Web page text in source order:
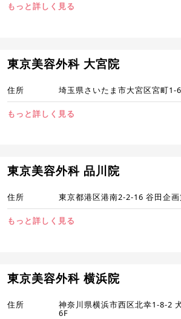
もっと詳しく見る
東京美容外科 大宮院
住所 埼玉県さいたま市大宮区宮町1-
もっと詳しく見る
東京美容外科 品川院
住所 東京都港区港南2-2-16 谷田企
もっと詳しく見る
東京美容外科 横浜院
住所 神奈川県横浜市西区北幸1-8-2
6F